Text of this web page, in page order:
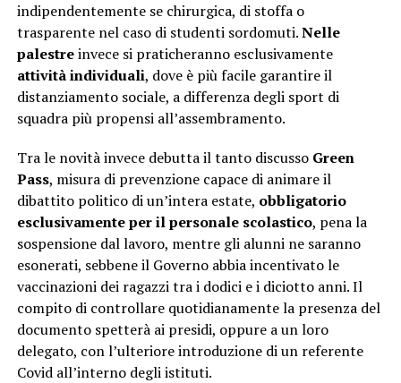
indipendentemente se chirurgica, di stoffa o
trasparente nel caso di studenti sordomuti.Nelle
palestreinvece si praticheranno esclusivamente
attività individuali, dove è più facile garantire il
distanziamento sociale, a differenza degli sport di
squadra più propensi all’assembramento.
Tra le novità invece debutta il tanto discusso Green
Pass, misura di prevenzione capace di animare il
dibattito politico di un’intera estate, obbligatorio
esclusivamente per il personale scolastico, pena la
sospensione dal lavoro, mentre gli alunni ne saranno
esonerati, sebbene il Governo abbia incentivato le
vaccinazioni dei ragazzi tra i dodici e i diciotto anni. Il
compito di controllare quotidianamente la presenza del
documento spetterà ai presidi, oppure a un loro
delegato, con l’ulteriore introduzione di un referente
Covid all’interno degli istituti.